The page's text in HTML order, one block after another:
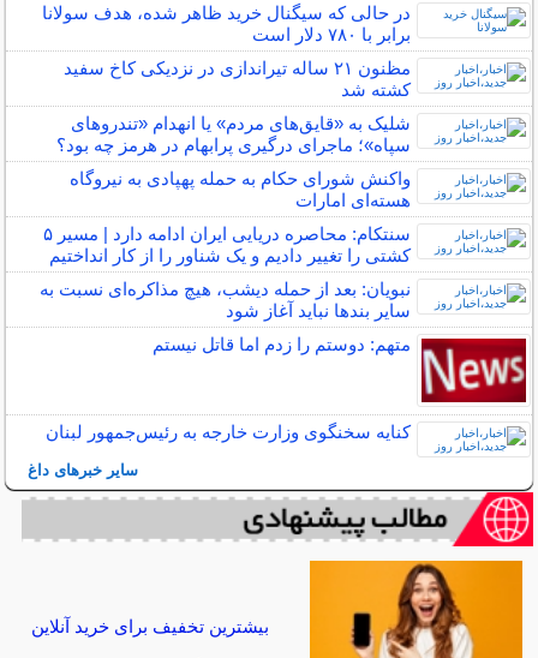
در حالی که سیگنال خرید ظاهر شده، هدف سولانا
برابر با ۷۸۰ دلار است
مظنون ۲۱ ساله تیراندازی در نزدیکی کاخ سفید
کشته شد
شلیک به «قایق‌های مردم» یا انهدام «تندرو‌های
سپاه»؛ ماجرای درگیری پرابهام در هرمز چه بود؟
واکنش شورای حکام به حمله پهپادی به نیروگاه
هسته‌ای امارات
سنتکام: محاصره دریایی ایران ادامه دارد | مسیر ۵
کشتی را تغییر دادیم و یک شناور را از کار انداختیم
نبویان: بعد از حمله دیشب، هیچ مذاکره‌ای نسبت به
سایر بندها نباید آغاز شود
متهم: دوستم را زدم اما قاتل نیستم
کنایه سخنگوی وزارت خارجه به رئیس‌جمهور لبنان
سایر خبرهای داغ
بیشترین تخفیف برای خرید آنلاین